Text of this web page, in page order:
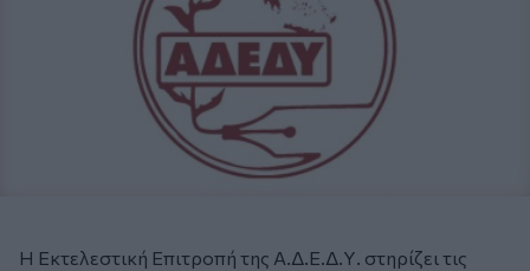
Η Εκτελεστική Επιτροπή της Α.Δ.Ε.Δ.Υ. στηρίζει τις